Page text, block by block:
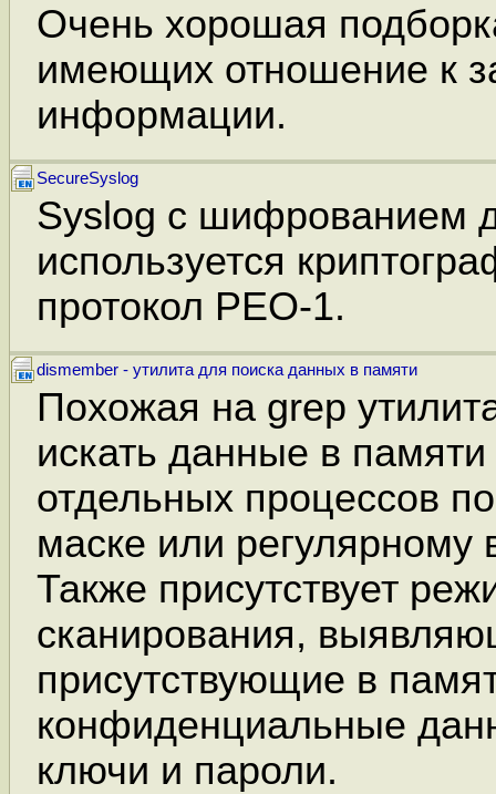
Очень хорошая
имеющих отношение к
информации.
SecureSyslog
Syslog c шифрованием
используется
протокол PEO-1.
dismember - утилита для поиска данных в памяти
Похожая на grep
искать данные в
отдельных процессов
маске или
Также присутствует
сканирования,
присутствующие в
конфиденциальные
ключи и пароли.